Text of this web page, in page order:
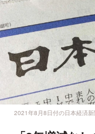
2021年8月8日付の日本経済新